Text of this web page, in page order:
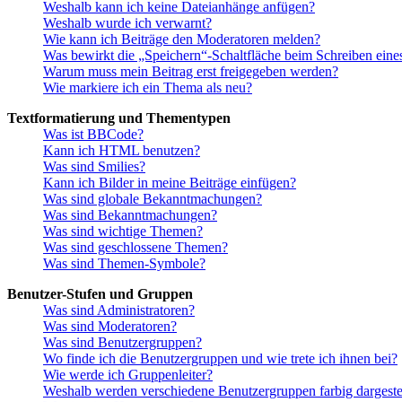
Weshalb kann ich keine Dateianhänge anfügen?
Weshalb wurde ich verwarnt?
Wie kann ich Beiträge den Moderatoren melden?
Was bewirkt die „Speichern“-Schaltfläche beim Schreiben
Warum muss mein Beitrag erst freigegeben werden?
Wie markiere ich ein Thema als neu?
Textformatierung und Thementypen
Was ist BBCode?
Kann ich HTML benutzen?
Was sind Smilies?
Kann ich Bilder in meine Beiträge einfügen?
Was sind globale Bekanntmachungen?
Was sind Bekanntmachungen?
Was sind wichtige Themen?
Was sind geschlossene Themen?
Was sind Themen-Symbole?
Benutzer-Stufen und Gruppen
Was sind Administratoren?
Was sind Moderatoren?
Was sind Benutzergruppen?
Wo finde ich die Benutzergruppen und wie trete ich ihnen bei?
Wie werde ich Gruppenleiter?
Weshalb werden verschiedene Benutzergruppen farbig